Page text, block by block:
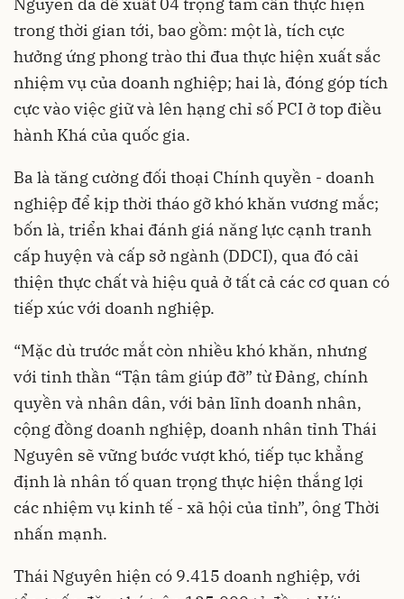
trong thời gian tới, bao gồm: một là, tích cực
hưởng ứng phong trào thi đua thực hiện xuất sắc
nhiệm vụ của doanh nghiệp; hai là, đóng góp tích
cực vào việc giữ và lên hạng chỉ số PCI ở top điều
hành Khá của quốc gia.
Ba là tăng cường đối thoại Chính quyền - doanh
nghiệp để kịp thời tháo gỡ khó khăn vương mắc;
bốn là, triển khai đánh giá năng lực cạnh tranh
cấp huyện và cấp sở ngành (DDCI), qua đó cải
thiện thực chất và hiệu quả ở tất cả các cơ quan có
tiếp xúc với doanh nghiệp.
“Mặc dù trước mắt còn nhiều khó khăn, nhưng
với tinh thần “Tận tâm giúp đỡ” từ Đảng, chính
quyền và nhân dân, với bản lĩnh doanh nhân,
cộng đồng doanh nghiệp, doanh nhân tỉnh Thái
Nguyên sẽ vững bước vượt khó, tiếp tục khẳng
định là nhân tố quan trọng thực hiện thắng lợi
các nhiệm vụ kinh tế - xã hội của tỉnh”, ông Thời
nhấn mạnh.
Thái Nguyên hiện có 9.415 doanh nghiệp, với